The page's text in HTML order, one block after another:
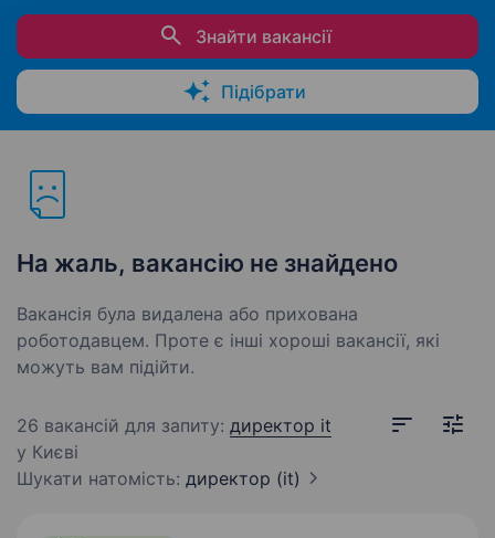
Знайти вакансії
Підібрати
На жаль, вакансію не знайдено
Вакансія була видалена або прихована
роботодавцем. Проте є інші хороші вакансії, які
можуть вам підійти.
26 вакансій для запиту: директор it
у Києві
Шукати натомість: директор (it)